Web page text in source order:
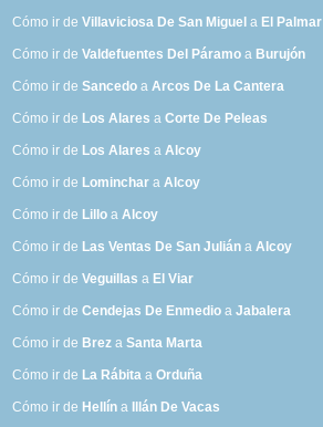
Cómo ir deVillaviciosa De San Miguel a El Palmar
Cómo ir deValdefuentes Del Páramo a Burujón
Cómo ir deSancedo aArcos De La Cantera
Cómo ir de Los Alares aCorte De Peleas
Cómo ir de Los Alares aAlcoy
Cómo ir de Lominchar aAlcoy
Cómo ir de Lillo aAlcoy
Cómo ir de Las Ventas De San Julián aAlcoy
Cómo ir deVeguillas a El Viar
Cómo ir deCendejas De Enmedio aJabalera
Cómo ir de Brez aSanta Marta
Cómo ir de La Rábita aOrduña
Cómo ir de Hellín a Illán De Vacas